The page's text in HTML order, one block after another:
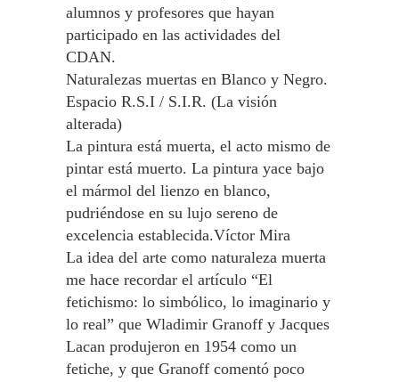
alumnos y profesores que hayan
participado en las actividades del
CDAN.
Naturalezas muertas en Blanco y Negro.
Espacio R.S.I / S.I.R. (La visión
alterada)
La pintura está muerta, el acto mismo de
pintar está muerto. La pintura yace bajo
el mármol del lienzo en blanco,
pudriéndose en su lujo sereno de
excelencia establecida.Víctor Mira
La idea del arte como naturaleza muerta
me hace recordar el artículo “El
fetichismo: lo simbólico, lo imaginario y
lo real” que Wladimir Granoff y Jacques
Lacan produjeron en 1954 como un
fetiche, y que Granoff comentó poco